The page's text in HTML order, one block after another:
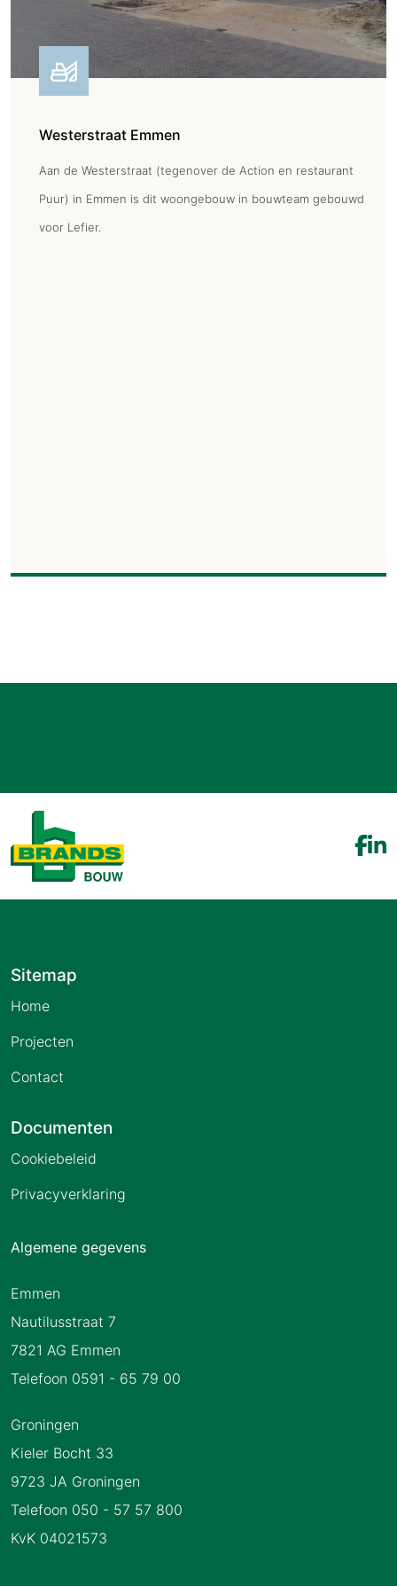
Westerstraat Emmen
Aan de Westerstraat (tegenover de Action en restaurant
Puur) in Emmen is dit woongebouw in bouwteam gebouwd
voor Lefier.
Sitemap
Home
Projecten
Contact
Documenten
Cookiebeleid
Privacyverklaring
Algemene gegevens
Emmen
Nautilusstraat 7
7821 AG Emmen
Telefoon 0591 - 65 79 00
Groningen
Kieler Bocht 33
9723 JA Groningen
Telefoon 050 - 57 57 800
KvK 04021573